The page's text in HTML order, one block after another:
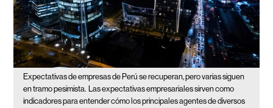
Expectativas de empresas de Perú se recuperan, pero varias siguen
en tramo pesimista. Las expectativas empresariales sirven como
indicadores para entender cómo los principales agentes de diversos